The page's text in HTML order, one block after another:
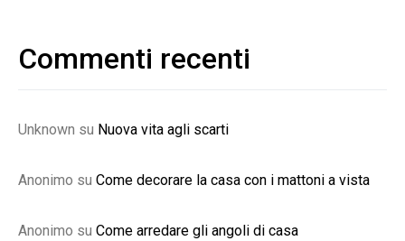
Commenti recenti
Unknown su Nuova vita agli scarti
Anonimo su Come decorare la casa con i mattoni a vista
Anonimo su Come arredare gli angoli di casa